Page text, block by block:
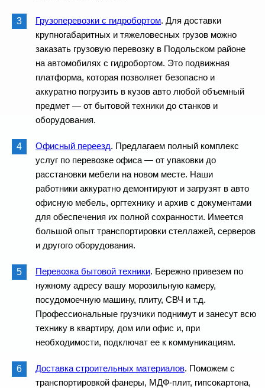
Грузоперевозки с гидробортом. Для доставки
крупногабаритных и тяжеловесных грузов можно
заказать грузовую перевозку в Подольском районе
на автомобилях с гидробортом. Это подвижная
платформа, которая позволяет безопасно и
аккуратно погрузить в кузов авто любой объемный
предмет — от бытовой техники до станков и
оборудования.
Офисный переезд. Предлагаем полный комплекс
услуг по перевозке офиса — от упаковки до
расстановки мебели на новом месте. Наши
работники аккуратно демонтируют и загрузят в авто
офисную мебель, оргтехнику и архив с документами
для обеспечения их полной сохранности. Имеется
большой опыт транспортировки стеллажей, серверов
и другого оборудования.
Перевозка бытовой техники. Бережно привезем по
нужному адресу вашу морозильную камеру,
посудомоечную машину, плиту, СВЧ и т.д.
Профессиональные грузчики поднимут и занесут всю
технику в квартиру, дом или офис и, при
необходимости, подключат ее к коммуникациям.
Доставка строительных материалов. Поможем с
транспортировкой фанеры, МДФ-плит, гипсокартона,